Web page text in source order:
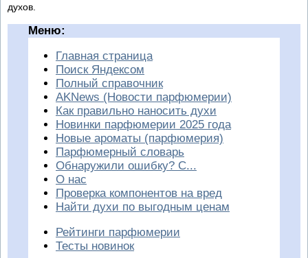
духов.
Меню:
Главная страница
Поиск Яндексом
Полный справочник
AKNews (Новости парфюмерии)
Как правильно наносить духи
Новинки парфюмерии 2025 года
Новые ароматы (парфюмерия)
Парфюмерный словарь
Обнаружили ошибку? С...
О нас
Проверка компонентов на вред
Найти духи по выгодным ценам
Рейтинги парфюмерии
Тесты новинок